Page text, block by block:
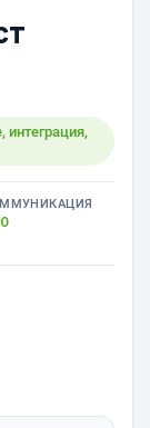
интеграция,